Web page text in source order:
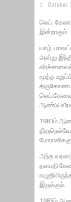
October
லெப்.
இன்றாகும்
யாழ்.
அன்று
மூத்த
ஆண்டு
1983ம்
அந்த
தளபதி
இருக்கும்.